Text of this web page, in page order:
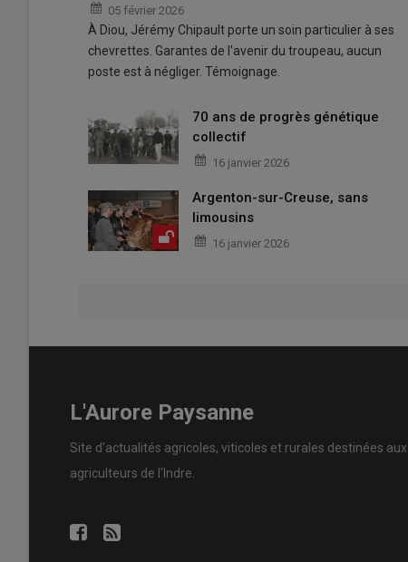
05 février 2026
À Diou, Jérémy Chipault porte un soin particulier à ses
chevrettes. Garantes de l'avenir du troupeau, aucun
poste est à négliger. Témoignage.
70 ans de progrès génétique
collectif
16 janvier 2026
Argenton-sur-Creuse, sans
limousins
16 janvier 2026
L'Aurore Paysanne
Site d'actualités agricoles, viticoles et rurales destinées aux
agriculteurs de l'Indre.